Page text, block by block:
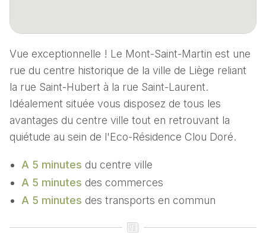
Vue exceptionnelle ! Le Mont-Saint-Martin est une
rue du centre historique de la ville de Liège reliant
la rue Saint-Hubert à la rue Saint-Laurent.
Idéalement située vous disposez de tous les
avantages du centre ville tout en retrouvant la
quiétude au sein de l'Eco-Résidence Clou Doré.
A 5 minutes du centre ville
A 5 minutes des commerces
A 5 minutes des transports en commun